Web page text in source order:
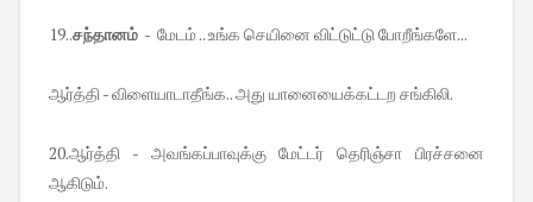
19..சந்தானம் - மேடம் .. உங்க செயினை விட்டுட்டு போறீங்களே...
ஆர்த்தி - விளையாடாதீங்க.. அது யானையைக்கட்டற சங்கிலி.
20.ஆர்த்தி - அவங்கப்பாவுக்கு மேட்டர் தெரிஞ்சா பிரச்சனை
ஆகிடும்.